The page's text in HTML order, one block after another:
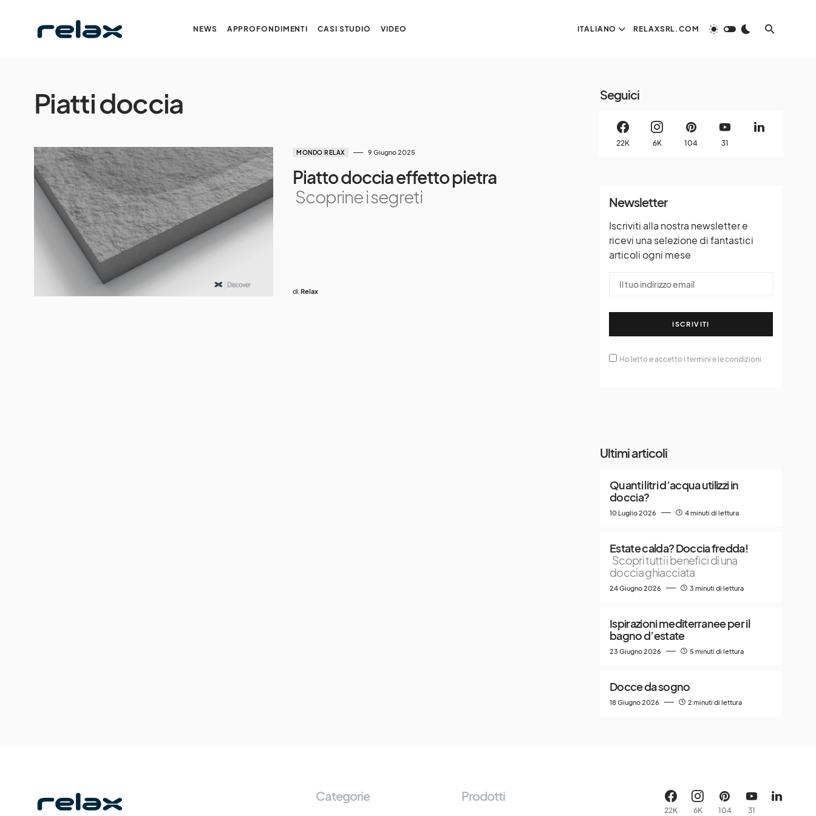
NEWS APPROFONDIMENTI CASI STUDIO VIDEO ITALIANO RELAXSRL.COM
Piatti doccia
MONDO RELAX 9 Giugno 2025
Piatto doccia effetto pietra
Scoprine i segreti
di Relax
Seguici
22K 6K 104 31
Newsletter
Iscriviti alla nostra newsletter e
ricevi una selezione di fantastici
articoli ogni mese
ISCRIVITI
Ho letto e accetto i termini e le condizioni
Ultimi articoli
Quanti litri d’acqua utilizzi in
doccia?
10 Luglio 2026 4 minuti di lettura
Estate calda? Doccia fredda!
Scopri tutti i benefici di una
doccia ghiacciata
24 Giugno 2026 3 minuti di lettura
Ispirazioni mediterranee per il
bagno d’estate
23 Giugno 2026 5 minuti di lettura
Docce da sogno
18 Giugno 2026 2 minuti di lettura
Categorie Prodotti
22K 6K 104 31